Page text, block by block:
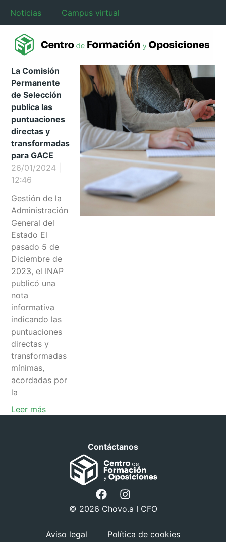
Noticias Campus virtual
La Comisión
Permanente
de Selección
publica las
puntuaciones
directas y
transformadas
para GACE
26/01/2024
12:46
Gestión de la
Administración
General del
Estado El
pasado 5 de
Diciembre de
2023, el INAP
publicó una
nota
informativa
indicando las
puntuaciones
directas y
transformadas
mínimas,
acordadas por
la
Leer más
Contáctanos
© 2026 Chovo.a I CFO
Aviso legal Política de cookies